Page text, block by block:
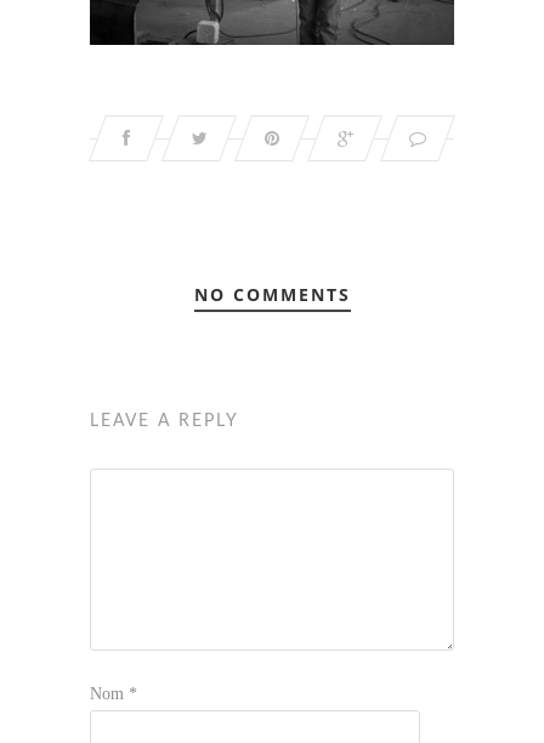
NO COMMENTS
LEAVE A REPLY
Nom *